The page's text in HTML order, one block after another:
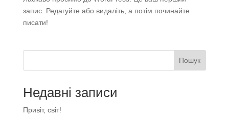
запис. Редагуйте або видаліть, а потім починайте
писати!
Пошук
Недавні записи
Привіт, світ!